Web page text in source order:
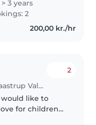
Danish
Over the years, I’ve..
3 years
2
200,00 kr./hr
Babysitter in Taastrup Valby
2
for children